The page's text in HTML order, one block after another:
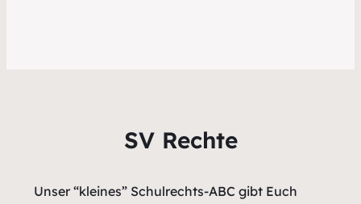
SV Rechte
Unser “kleines” Schulrechts-ABC gibt Euch